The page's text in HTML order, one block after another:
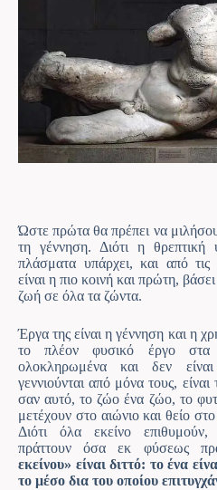
Ώστε πρώτα θα πρέπει να
τη γέννηση. Διότι η
πλάσματα υπάρχει, και από τις
είναι η πιο κοινή και πρώτη,
ζωή σε όλα τα ζώντα.
Έργα της είναι η γέννηση και η
το πλέον φυσικό έργο στα
ολοκληρωμένα και δεν
γεννιούνται από μόνα τους,
σαν αυτό, το ζώο ένα ζώο, το
μετέχουν στο αιώνιο και θείο
Διότι όλα εκείνο επιθυμούν,
πράττουν όσα εκ φύσεως
εκείνου» είναι διττό: το ένα
το μέσο δια του οποίου